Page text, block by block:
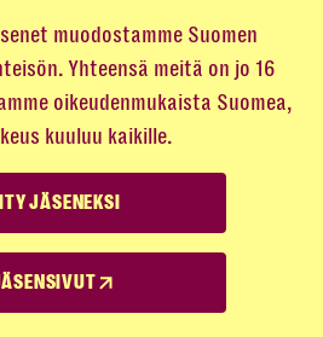
muodostamme Suomen
Yhteensä meitä on jo 16
oikeudenmukaista Suomea,
kuuluu kaikille.
JÄSENEKSI